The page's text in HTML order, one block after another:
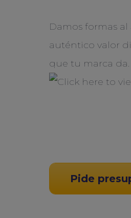
Damos formas
auténtico valor
que tu marca da.
Pide